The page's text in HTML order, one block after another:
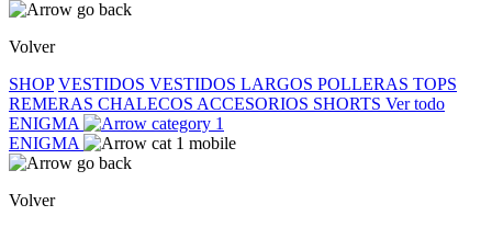
Volver
SHOP VESTIDOS VESTIDOS LARGOS POLLERAS TOPS
REMERAS CHALECOS ACCESORIOS SHORTS Ver todo
ENIGMA
ENIGMA
Volver